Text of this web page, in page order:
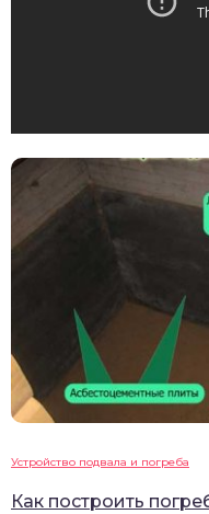
Устройство подвала и погреба
Как построить